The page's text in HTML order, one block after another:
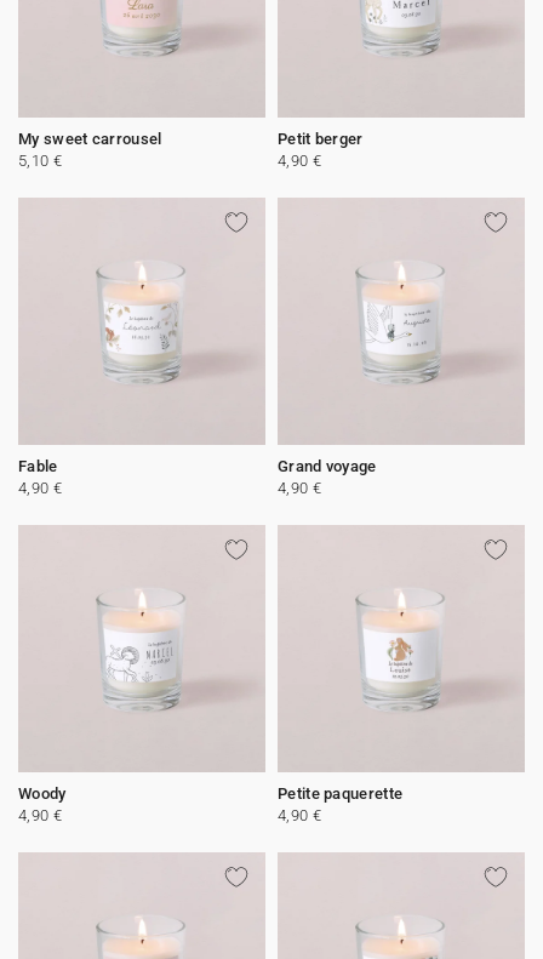
My sweet carrousel
5,10 €
Petit berger
4,90 €
Fable
4,90 €
Grand voyage
4,90 €
Woody
4,90 €
Petite paquerette
4,90 €